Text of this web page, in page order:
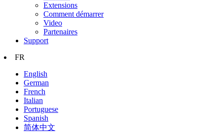
Extensions
Comment démarrer
Video
Partenaires
Support
FR
English
German
French
Italian
Portuguese
Spanish
简体中文